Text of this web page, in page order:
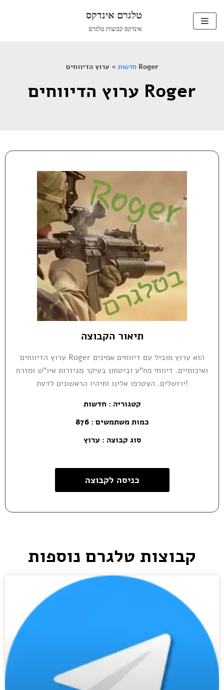
טלגרם אינדקס
אינדקס קבוצות טלגרם
חדשות » ערוץ הדיווחים Roger
ערוץ הדיווחים Roger
תיאור הקבוצה
ערוץ הדיווחים Roger הוא ערוץ מוביל עם דיווחים אמינים
ואיכותיים. דיווחי פח"ע וביטחון בעיקר מגיזרות איו"ש ומזרח
ירושלים. הצטרפו אלינו ותיהיו הראשונים לדעת!
קטגוריה : חדשות
כמות משתמשים : 876
סוג קבוצה : ערוץ
כניסה לקבוצה
קבוצות טלגרם נוספות